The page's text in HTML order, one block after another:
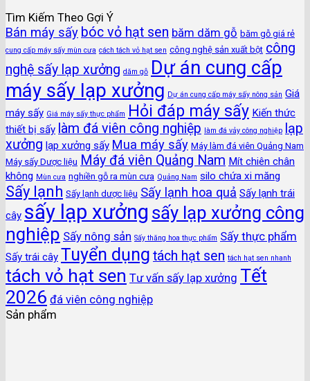
Tìm Kiếm Theo Gợi Ý
Bán máy sấy bóc vỏ hạt sen băm dăm gỗ băm gỗ giá rẻ
cung cấp máy sấy mùn cưa cách tách vỏ hạt sen công nghệ sản xuất bột công
nghệ sấy lạp xưởng dăm gỗ Dự án cung cấp
máy sấy lạp xưởng Dự án cung cấp máy sấy nông sản Giá
máy sấy Giá máy sấy thực phẩm Hỏi đáp máy sấy Kiến thức
thiết bị sấy làm đá viên công nghiệp làm đá vảy công nghiệp
lạp
xưởng lạp xưởng sấy Mua máy sấy Máy làm đá viên Quảng Nam
Máy sấy Dược liệu Máy đá viên Quảng Nam Mít chiên chân
không Mùn cưa nghiền gỗ ra mùn cưa Quảng Nam silo chứa xi măng
Sấy lạnh Sấy lạnh dược liệu Sấy lạnh hoa quả Sấy lạnh trái
cây sấy lạp xưởng sấy lạp xưởng công
nghiệp Sấy nông sản Sấy thăng hoa thực phẩm Sấy thực phẩm
Sấy trái cây Tuyển dụng tách hạt sen tách hạt sen nhanh
tách vỏ hạt sen Tư vấn sấy lạp xưởng Tết
2026 đá viên công nghiệp
Sản phẩm